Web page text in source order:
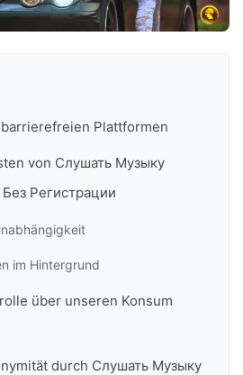
Plattformen
von Слушать Музыку
Регистрации
im Hintergrund
über unseren Konsum
durch Слушать Музыку